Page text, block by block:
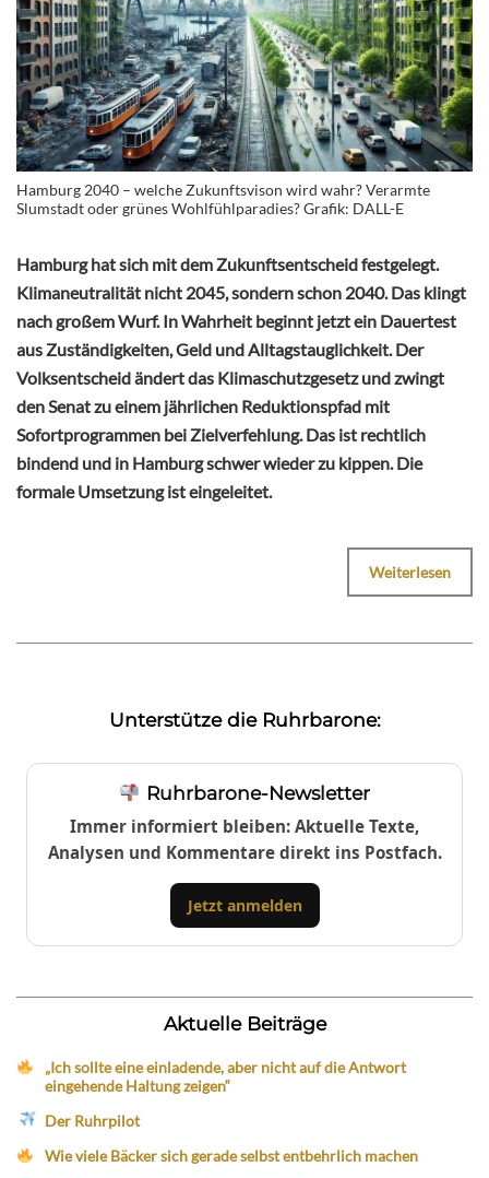
Hamburg 2040 – welche Zukunftsvison wird wahr? Verarmte
Slumstadt oder grünes Wohlfühlparadies? Grafik: DALL-E
Hamburg hat sich mit dem Zukunftsentscheid festgelegt.
Klimaneutralität nicht 2045, sondern schon 2040. Das klingt
nach großem Wurf. In Wahrheit beginnt jetzt ein Dauertest
aus Zuständigkeiten, Geld und Alltagstauglichkeit. Der
Volksentscheid ändert das Klimaschutzgesetz und zwingt
den Senat zu einem jährlichen Reduktionspfad mit
Sofortprogrammen bei Zielverfehlung. Das ist rechtlich
bindend und in Hamburg schwer wieder zu kippen. Die
formale Umsetzung ist eingeleitet.
Weiterlesen
Unterstütze die Ruhrbarone:
Ruhrbarone-Newsletter
Immer informiert bleiben: Aktuelle Texte,
Analysen und Kommentare direkt ins Postfach.
Jetzt anmelden
Aktuelle Beiträge
„Ich sollte eine einladende, aber nicht auf die Antwort
eingehende Haltung zeigen“
Der Ruhrpilot
Wie viele Bäcker sich gerade selbst entbehrlich machen